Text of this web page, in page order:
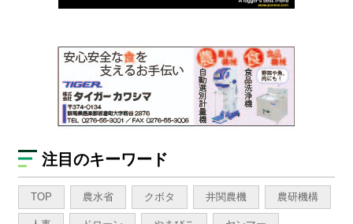
注目のキーワード
TOP 農水省 クボタ 井関農機 農研機構